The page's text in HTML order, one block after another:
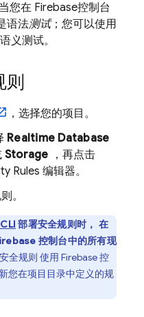
您在 Firebase控制台
语法测试；您可以使用
义测试。
则
，选择您的项目。
Realtime Database
Storage ，再点击
Rules 编辑器。
。
CLI 部署安全规则时， 在
控制台中的所有现
全规则 使用 Firebase控
您在项目目录中定义的规